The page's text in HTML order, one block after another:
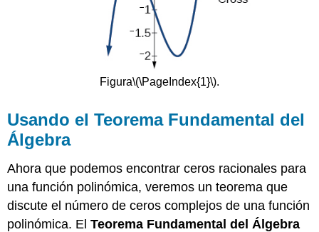
Figura\(\PageIndex{1}\).
Usando el Teorema Fundamental del
Álgebra
Ahora que podemos encontrar ceros racionales para
una función polinómica, veremos un teorema que
discute el número de ceros complejos de una función
polinómica. ElTeorema Fundamental del Álgebra